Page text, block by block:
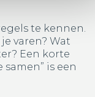
te kennen.
varen? Wat
Een korte
samen” is een